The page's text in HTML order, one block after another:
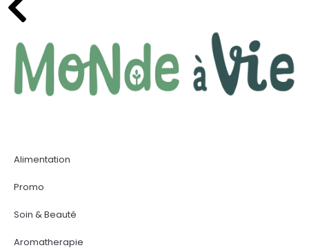
Alimentation
Promo
Soin & Beauté
Aromatherapie